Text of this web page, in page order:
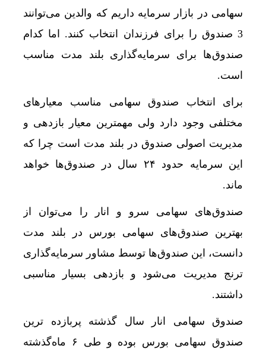
سهامی در بازار سرمایه داریم که والدین می‌توانند
3 صندوق را برای فرزندان انتخاب کنند. اما کدام
صندوق‌ها برای سرمایه‌گذاری بلند مدت مناسب
است.
برای انتخاب صندوق سهامی مناسب معیارهای
مختلفی وجود دارد ولی مهمترین معیار بازدهی و
مدیریت اصولی صندوق در بلند مدت است چرا که
این سرمایه حدود ۲۴ سال در صندوق‌ها خواهد
ماند.
صندوق‌های سهامی سرو و انار را می‌توان از
بهترین صندوق‌های سهامی بورس در بلند مدت
دانست، این صندوق‌ها توسط مشاور سرمایه‌گذاری
ترنج مدیریت می‌شود و بازدهی بسیار مناسبی
داشتند.
صندوق سهامی انار سال گذشته پربازده ترین
صندوق سهامی بورس بوده و طی ۶ ماه‌گذشته